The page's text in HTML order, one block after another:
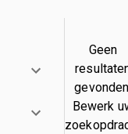
Geen
Bewerk